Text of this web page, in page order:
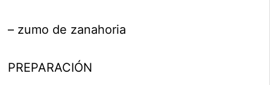
– zumo de zanahoria
PREPARACIÓN